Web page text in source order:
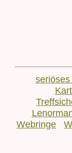
Webringe